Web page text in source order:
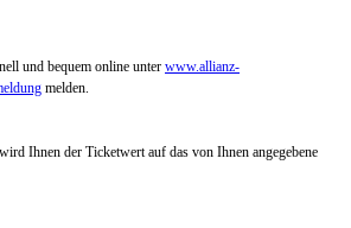
und bequem online unter www.allianz-
melden.
Ihnen der Ticketwert auf das von Ihnen angegebene